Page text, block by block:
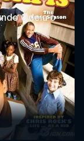
Odeia o